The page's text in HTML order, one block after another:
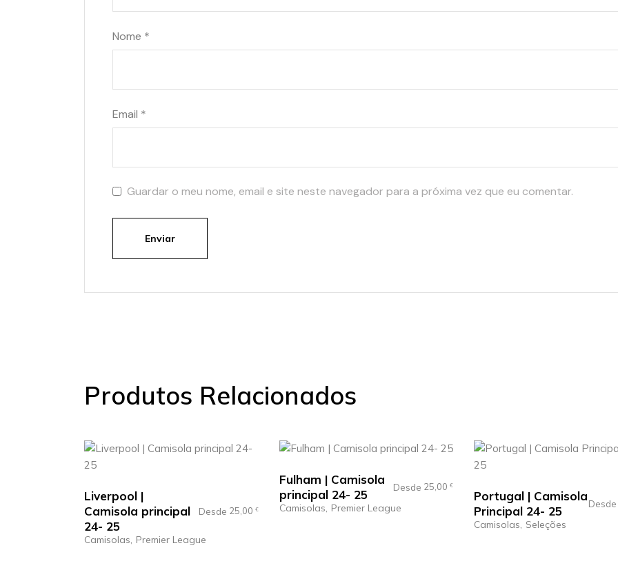
Nome *
Email *
Guardar o meu nome, email e site neste navegador para a próxima vez que eu comentar.
Enviar
Produtos Relacionados
Liverpool |
Camisola principal
24- 25
Desde 25,00 €
Camisolas Premier League
Fulham | Camisola
principal 24- 25
Desde 25,00 €
Camisolas Premier League
Portugal | Camisola
Principal 24- 25
Desde
Camisolas Seleções